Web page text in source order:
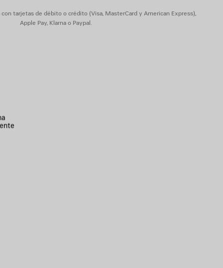
con tarjetas de débito o crédito (Visa, MasterCard y American Express),
Apple Pay, Klarna o Paypal.